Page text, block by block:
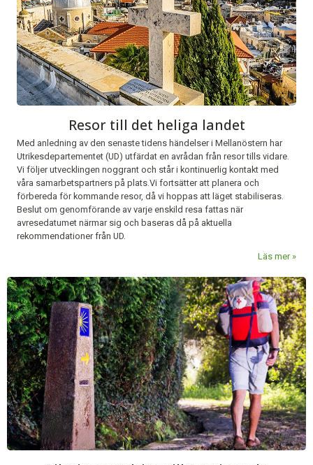
Resor till det heliga landet
Med anledning av den senaste tidens händelser i Mellanöstern har
Utrikesdepartementet (UD) utfärdat en avrådan från resor tills vidare.
Vi följer utvecklingen noggrant och står i kontinuerlig kontakt med
våra samarbetspartners på plats.Vi fortsätter att planera och
förbereda för kommande resor, då vi hoppas att läget stabiliseras.
Beslut om genomförande av varje enskild resa fattas när
avresedatumet närmar sig och baseras då på aktuella
rekommendationer från UD.
Läs mer